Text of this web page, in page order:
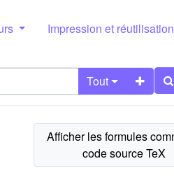
Impression et réutilisation
Tout